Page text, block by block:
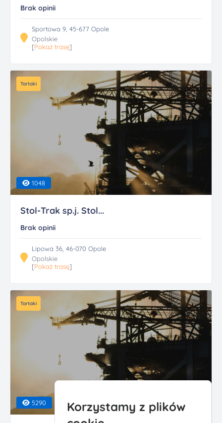
Brak opinii
Sportowa 9, 45-677 Opole
Opolskie
[Pokaż trasę]
Tartaki
1048
Stol-Trak sp.j. Stol...
Brak opinii
Lipowa 36, 46-070 Opole
Opolskie
[Pokaż trasę]
Tartaki
5290
Korzystamy z plików